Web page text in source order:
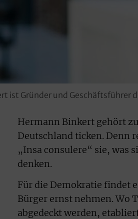
ist Gründer und Geschäftsführer
Hermann Binkert gehört
Deutschland ticken. Denn
„Insa consulere“ sie, was
denken.
Für die Demokratie findet
Bürger ernst nehmen. Wo
abgedeckt werden,